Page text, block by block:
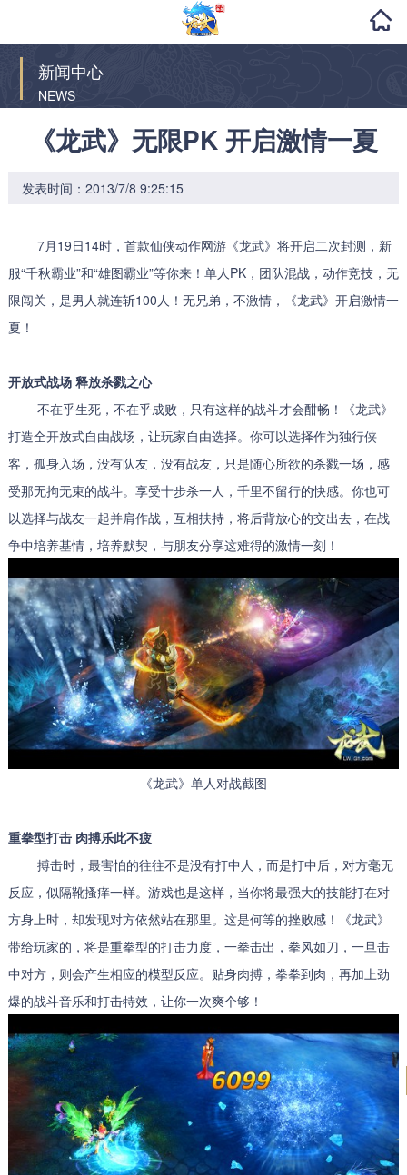
新闻中心
NEWS
《龙武》无限PK 开启激情一夏
发表时间：2013/7/8 9:25:15
7月19日14时，首款仙侠动作网游《龙武》将开启二次封测，新
服“千秋霸业”和“雄图霸业”等你来！单人PK，团队混战，动作竞技，无
限闯关，是男人就连斩100人！无兄弟，不激情，《龙武》开启激情一
夏！
开放式战场 释放杀戮之心
不在乎生死，不在乎成败，只有这样的战斗才会酣畅！《龙武》
打造全开放式自由战场，让玩家自由选择。你可以选择作为独行侠
客，孤身入场，没有队友，没有战友，只是随心所欲的杀戮一场，感
受那无拘无束的战斗。享受十步杀一人，千里不留行的快感。你也可
以选择与战友一起并肩作战，互相扶持，将后背放心的交出去，在战
争中培养基情，培养默契，与朋友分享这难得的激情一刻！
《龙武》单人对战截图
重拳型打击 肉搏乐此不疲
搏击时，最害怕的往往不是没有打中人，而是打中后，对方毫无
反应，似隔靴搔痒一样。游戏也是这样，当你将最强大的技能打在对
方身上时，却发现对方依然站在那里。这是何等的挫败感！《龙武》
带给玩家的，将是重拳型的打击力度，一拳击出，拳风如刀，一旦击
中对方，则会产生相应的模型反应。贴身肉搏，拳拳到肉，再加上劲
爆的战斗音乐和打击特效，让你一次爽个够！